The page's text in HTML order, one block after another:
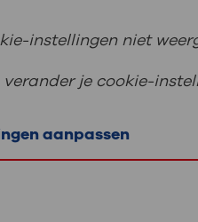
instellingen niet
je cookie-
aanpassen